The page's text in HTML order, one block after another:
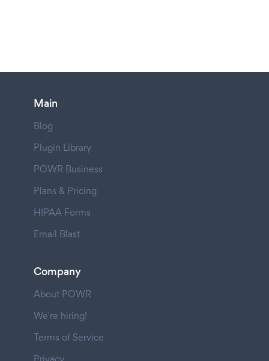
Main
Blog
Plugin Library
POWR Business
Plans & Pricing
HIPAA Forms
Email Blast
Company
About POWR
We're hiring!
Terms of Service